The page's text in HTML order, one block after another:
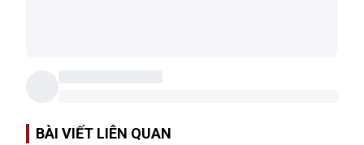
BÀI VIẾT LIÊN QUAN